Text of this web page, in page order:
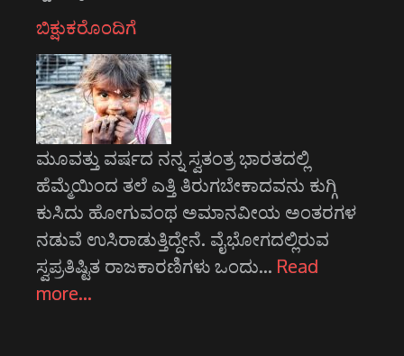
ಬಿಕ್ಷುಕರೊಂದಿಗೆ
ಮೂವತ್ತು ವರ್ಷದ ನನ್ನ ಸ್ವತಂತ್ರ ಭಾರತದಲ್ಲಿ
ಹೆಮ್ಮೆಯಿಂದ ತಲೆ ಎತ್ತಿ ತಿರುಗಬೇಕಾದವನು ಕುಗ್ಗಿ
ಕುಸಿದು ಹೋಗುವಂಥ ಅಮಾನವೀಯ ಅಂತರಗಳ
ನಡುವೆ ಉಸಿರಾಡುತ್ತಿದ್ದೇನೆ. ವೈಭೋಗದಲ್ಲಿರುವ
ಸ್ವಪ್ರತಿಷ್ಟಿತ ರಾಜಕಾರಣಿಗಳು ಒಂದು… Read
more…